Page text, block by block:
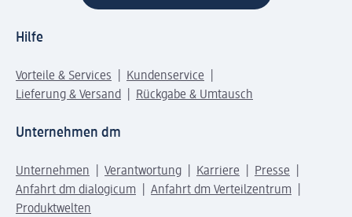
Hilfe
Vorteile & Services
Kundenservice
Lieferung & Versand
Rückgabe & Umtausch
Unternehmen dm
Unternehmen Verantwortung Karriere
Presse
Anfahrt dm dialogicum
Anfahrt dm Verteilzentrum
Produktwelten